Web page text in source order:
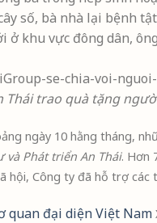
số, bà nhà lại bệnh
ở khu vực đông dân,
trao quà tặng
ngày 10 hằng tháng,
và Phát triển An Thái. Hơn
hội, Công ty đã hỗ trợ
quan đại diện Việt Nam